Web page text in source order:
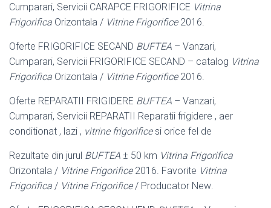
Cumparari, Servicii CARAPCE FRIGORIFICE Vitrina
Frigorifica Orizontala / Vitrine Frigorifice2016.
Oferte FRIGORIFICE SECAND BUFTEA – Vanzari,
Cumparari, Servicii FRIGORIFICE SECAND – catalog Vitrina
Frigorifica Orizontala / Vitrine Frigorifice2016.
Oferte REPARATII FRIGIDERE BUFTEA – Vanzari,
Cumparari, Servicii REPARATII Reparatii frigidere , aer
conditionat , lazi , vitrine frigorificesi orice fel de
Rezultate din jurul BUFTEA ± 50 km Vitrina Frigorifica
Orizontala / Vitrine Frigorifice2016. Favorite Vitrina
Frigorifica / Vitrine Frigorifice/ Producator New.